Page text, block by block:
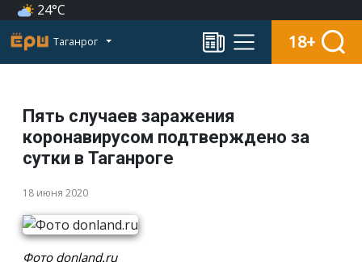
24°C
Таганрог 18+
Пять случаев заражения
коронавирусом подтверждено за
сутки в Таганроге
18 июня 2020
Фото donland.ru